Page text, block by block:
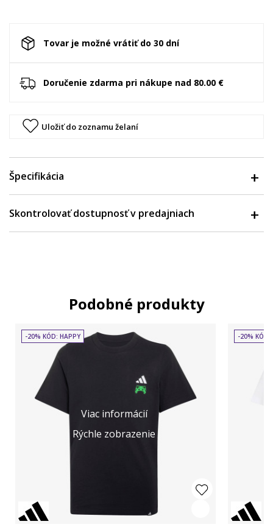
Tovar je možné vrátiť do 30 dní
Doručenie zdarma pri nákupe nad 80.00 €
Uložiť do zoznamu želaní
Špecifikácia
Skontrolovať dostupnosť v predajniach
Podobné produkty
Viac informácií
Rýchle zobrazenie
-20% KÓD: HAPPY -20% KÓD: